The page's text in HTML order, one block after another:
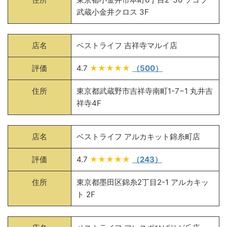
武蔵小金井クロス 3F
店名 ベストライフ 吉祥寺マルイ店
評価 4.7 ★★★★★ （500）
住所
東京都武蔵野市吉祥寺南町1-7−1 丸井吉
祥寺4F
店名 ベストライフ アルカキット錦糸町店
評価 4.7 ★★★★★ （243）
住所
東京都墨田区錦糸2丁目2-1 アルカキッ
ト 2F